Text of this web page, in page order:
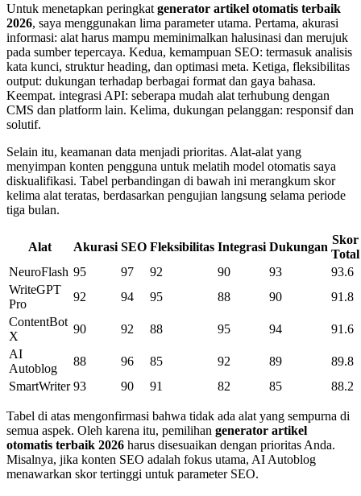
Untuk menetapkan peringkat generator artikel otomatis terbaik
2026, saya menggunakan lima parameter utama. Pertama, akurasi
informasi: alat harus mampu meminimalkan halusinasi dan merujuk
pada sumber tepercaya. Kedua, kemampuan SEO: termasuk analisis
kata kunci, struktur heading, dan optimasi meta. Ketiga, fleksibilitas
output: dukungan terhadap berbagai format dan gaya bahasa.
Keempat. integrasi API: seberapa mudah alat terhubung dengan
CMS dan platform lain. Kelima, dukungan pelanggan: responsif dan
solutif.
Selain itu, keamanan data menjadi prioritas. Alat-alat yang
menyimpan konten pengguna untuk melatih model otomatis saya
diskualifikasi. Tabel perbandingan di bawah ini merangkum skor
kelima alat teratas, berdasarkan pengujian langsung selama periode
tiga bulan.
Alat Akurasi SEO Fleksibilitas Integrasi Dukungan
Skor
Total
NeuroFlash 95 97 92 90 93
93.6
WriteGPT
Pro
92 94 95 88 90
91.8
ContentBot
X
90 92 88 95 94
91.6
AI
Autoblog
88 96 85 92 89
89.8
SmartWriter 93 90 91 82 85 88.2
Tabel di atas mengonfirmasi bahwa tidak ada alat yang sempurna di
semua aspek. Oleh karena itu, pemilihan generator artikel
otomatis terbaik 2026 harus disesuaikan dengan prioritas Anda.
Misalnya, jika konten SEO adalah fokus utama, AI Autoblog
menawarkan skor tertinggi untuk parameter SEO.